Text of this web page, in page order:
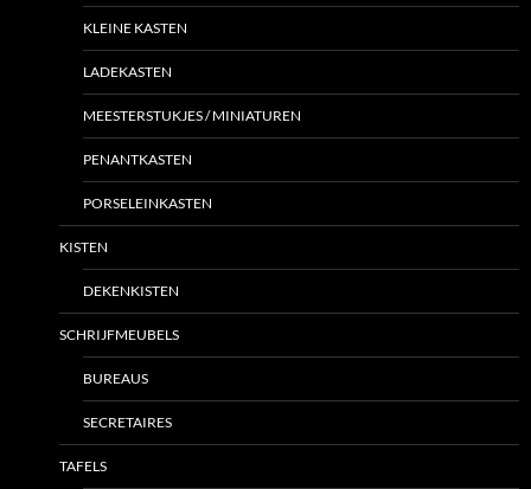
KLEINE KASTEN
LADEKASTEN
MEESTERSTUKJES / MINIATUREN
PENANTKASTEN
PORSELEINKASTEN
KISTEN
DEKENKISTEN
SCHRIJFMEUBELS
BUREAUS
SECRETAIRES
TAFELS